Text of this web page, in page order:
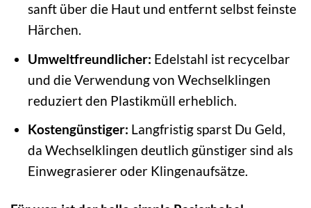
sanft über die Haut und entfernt selbst feinste
Härchen.
Umweltfreundlicher: Edelstahl ist recycelbar
und die Verwendung von Wechselklingen
reduziert den Plastikmüll erheblich.
Kostengünstiger: Langfristig sparst Du Geld,
da Wechselklingen deutlich günstiger sind als
Einwegrasierer oder Klingenaufsätze.